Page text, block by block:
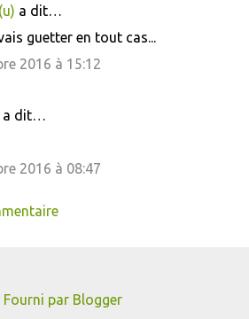
a dit…
guetter en tout cas...
2016 à 15:12
a dit…
2016 à 08:47
Fourni par Blogger